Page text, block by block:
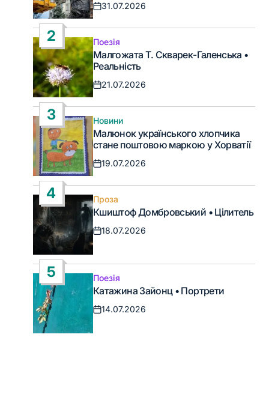
Дата
31.07.2026
2
Опублікувати
у
Поезія
Малгожата Т. Скварек-Галенська •
Реальність
Дата
21.07.2026
3
Опублікувати
у
Новини
Малюнок українського хлопчика
стане поштовою маркою у Хорватії
Дата
19.07.2026
4
Опублікувати
у
Проза
Кшиштоф Домбровський • Цілитель
Дата
запису
18.07.2026
5
Опублікувати
у
Поезія
Катажина Зайонц • Портрети
Дата
14.07.2026